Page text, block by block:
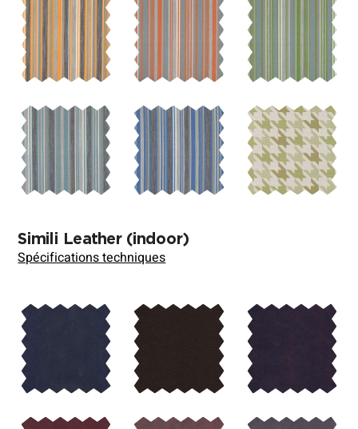
Simili Leather (indoor)
Spécifications techniques